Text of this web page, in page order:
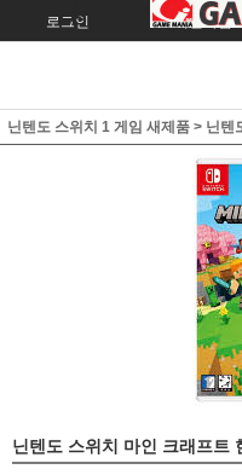
로그인 회원가입
닌텐도 스위치 1 게임 새제품 > 닌텐
닌텐도 스위치 마인 크래프트